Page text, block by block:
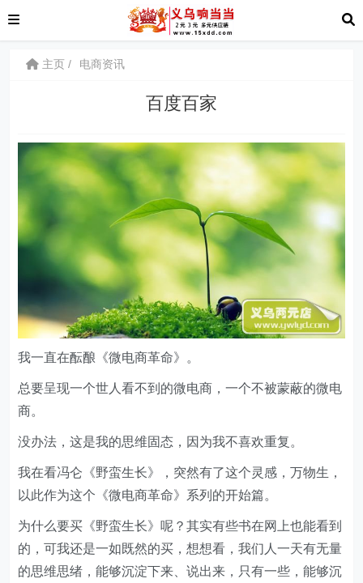
主页 电商资讯
百度百家
我一直在酝酿《微电商革命》。
总要呈现一个世人看不到的微电商，一个不被蒙蔽的微电
商。
没办法，这是我的思维固态，因为我不喜欢重复。
我在看冯仑《野蛮生长》，突然有了这个灵感，万物生，
以此作为这个《微电商革命》系列的开始篇。
为什么要买《野蛮生长》呢？其实有些书在网上也能看到
的，可我还是一如既然的买，想想看，我们人一天有无量
的思维思绪，能够沉淀下来、说出来，只有一些，能够沉